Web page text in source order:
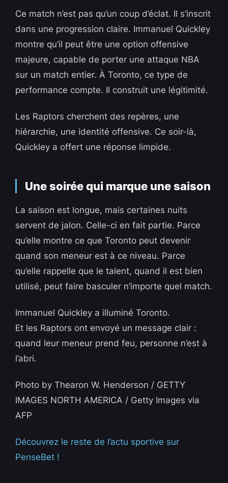
Ce match n’est pas qu’un coup d’éclat. Il s’inscrit
dans une progression claire. Immanuel Quickley
montre qu’il peut être une option offensive
majeure, capable de porter une attaque NBA
sur un match entier. À Toronto, ce type de
performance compte. Il construit une légitimité.
Les Raptors cherchent des repères, une
hiérarchie, une identité offensive. Ce soir-là,
Quickley a offert une réponse limpide.
Une soirée qui marque une saison
La saison est longue, mais certaines nuits
servent de jalon. Celle-ci en fait partie. Parce
qu’elle montre ce que Toronto peut devenir
quand son meneur est à ce niveau. Parce
qu’elle rappelle que le talent, quand il est bien
utilisé, peut faire basculer n’importe quel match.
Immanuel Quickley a illuminé Toronto.
Et les Raptors ont envoyé un message clair :
quand leur meneur prend feu, personne n’est à
l’abri.
Photo by Thearon W. Henderson / GETTY
IMAGES NORTH AMERICA / Getty Images via
AFP
Découvrez le reste de l’actu sportive sur
PenseBet !